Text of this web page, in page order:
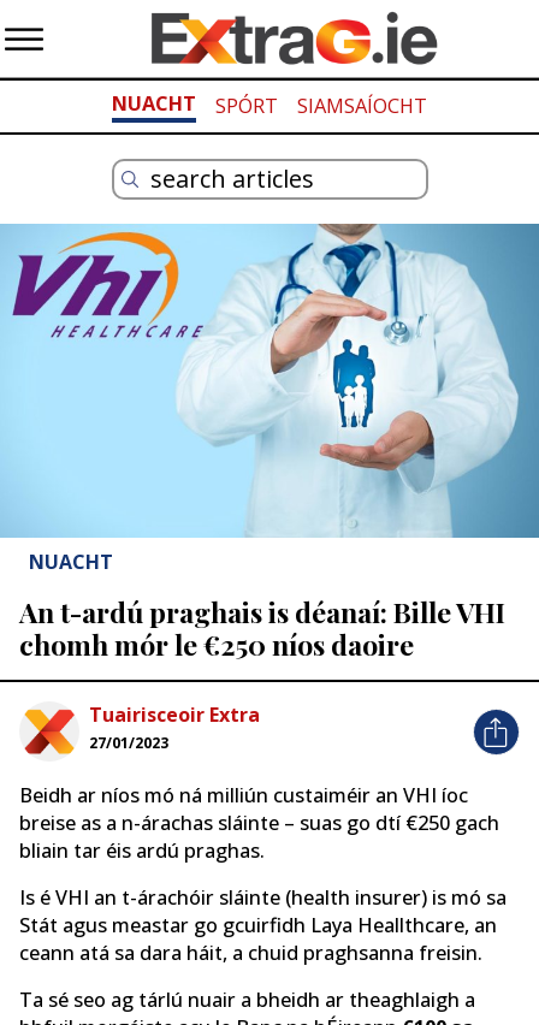
NUACHT SPÓRT SIAMSAÍOCHT
NUACHT
An t-ardú praghais is déanaí: Bille VHI
chomh mór le €250 níos daoire
Tuairisceoir Extra
27/01/2023
Beidh ar níos mó ná milliún custaiméir an VHI íoc
breise as a n-árachas sláinte – suas go dtí €250 gach
bliain tar éis ardú praghas.
Is é VHI an t-árachóir sláinte (health insurer) is mó sa
Stát agus meastar go gcuirfidh Laya Heallthcare, an
ceann atá sa dara háit, a chuid praghsanna freisin.
Ta sé seo ag tárlú nuair a bheidh ar theaghlaigh a